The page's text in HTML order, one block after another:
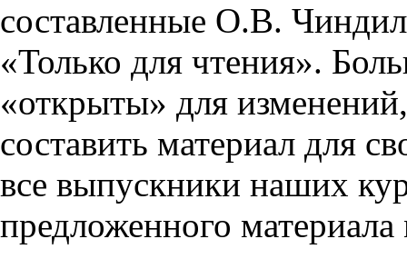
составленные О.В.
«Только для чтения».
«открыты» для
составить материал для
все выпускники наших
предложенного